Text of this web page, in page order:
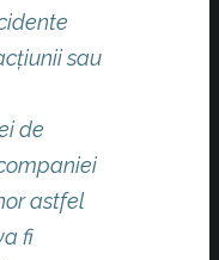
sau
de
astfel
fi